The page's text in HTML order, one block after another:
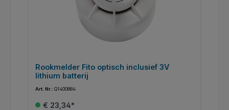
Rookmelder Fito optisch inclusief 3V
lithium batterij
Art. Nr.: Q1400884
€ 23,34*